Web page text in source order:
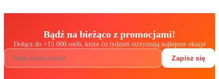
Bądź na bieżąco z promocjami!
Dołącz do >15 000 osób, które co tydzień otrzymują najlepsze okazje
Zapisz się